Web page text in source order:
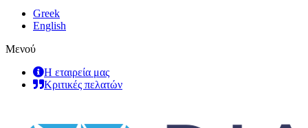
Greek
English
Μενού
Η εταιρεία μας
Κριτικές πελατών